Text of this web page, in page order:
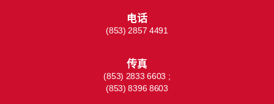
电话
(853) 2857 4491
传真
(853) 2833 6603 ;
(853) 8396 8603